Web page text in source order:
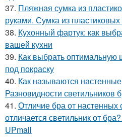
37. Пляжная сумка из
руками. Сумка из
38. Кухонный фартук: как
вашей кухни
39. Как выбрать оптимальную
под покраску
40. Как называются
Разновидности светильников
41. Отличие бра от настенных
отличается светильник от
UPmall